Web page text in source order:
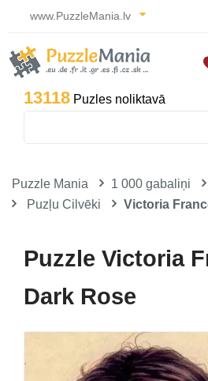
www.PuzzleMania.lv
13118 Puzles noliktavā
Puzzle Mania 1 000 gabaliņi
Puzļu Cilvēki
Victoria
Puzzle Victoria
Dark Rose